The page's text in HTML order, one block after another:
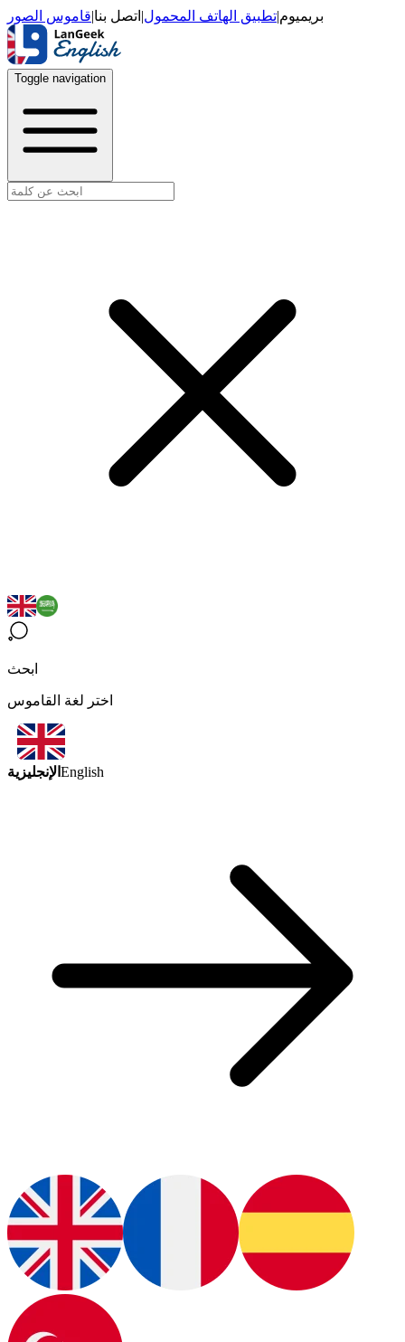
بريميوم|تطبيق الهاتف المحمول| اتصل بنا|قاموس الصور
Toggle navigation
ابحث
اختر لغة القاموس
الإنجليزية English